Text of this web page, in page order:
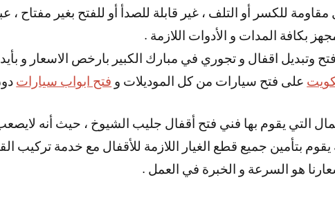
للكسر أو التلف ، غير قابلة للصدأ أو للفتح بغير مفتاح
بكافة المدات و الأدوات اللازمة .
وتبديل اقفال و تجوري في مبارك الكبير بارخص الاسعار و
على فتح سيارات من كل الموديلات و فتح ابواب سيارات
التي يقوم بها فني فتح أقفال جليب الشيوخ ، حيث أنه
يقوم بتأمين جميع قطع الغيار اللازمة للأقفال مع خدمة تركيب
هو السرعة و الخبرة في العمل .